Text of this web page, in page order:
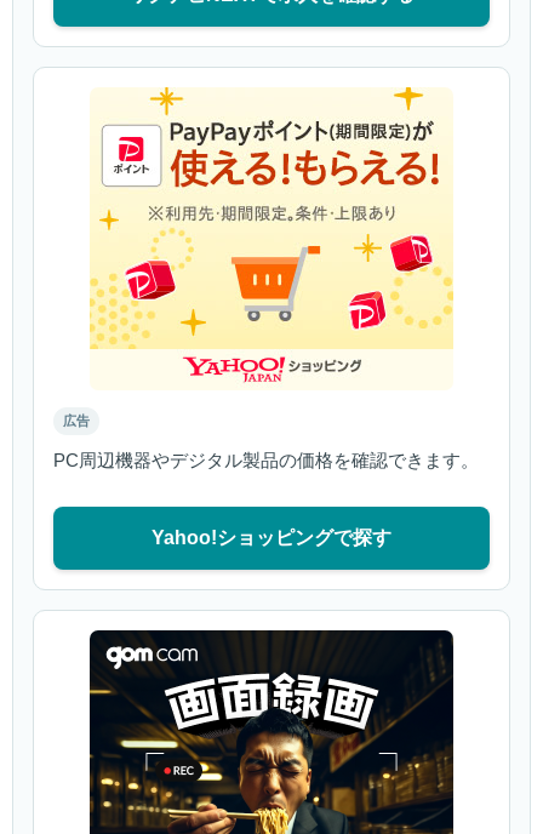
広告
PC周辺機器やデジタル製品の価格を確認できます。
Yahoo!ショッピングで探す